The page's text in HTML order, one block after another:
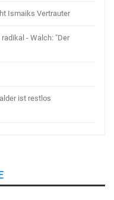
Ismaiks Vertrauter
- Walch: "Der
ist restlos